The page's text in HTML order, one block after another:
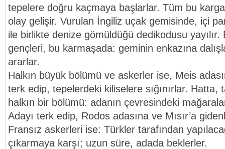
tepelere doğru kaçmaya başlarlar. Tüm bu
olay gelişir. Vurulan İngiliz uçak gemisinde, içi
ile birlikte denize gömüldüğü dedikodusu yayılır.
gençleri, bu karmaşada: geminin enkazına
ararlar.
Halkın büyük bölümü ve askerler ise, Meis
terk edip, tepelerdeki kiliselere sığınırlar. Hatta,
halkın bir bölümü: adanın çevresindeki
Adayı terk edip, Rodos adasına ve Mısır’a
Fransız askerleri ise: Türkler tarafından
çıkarmaya karşı; uzun süre, adada beklerler.